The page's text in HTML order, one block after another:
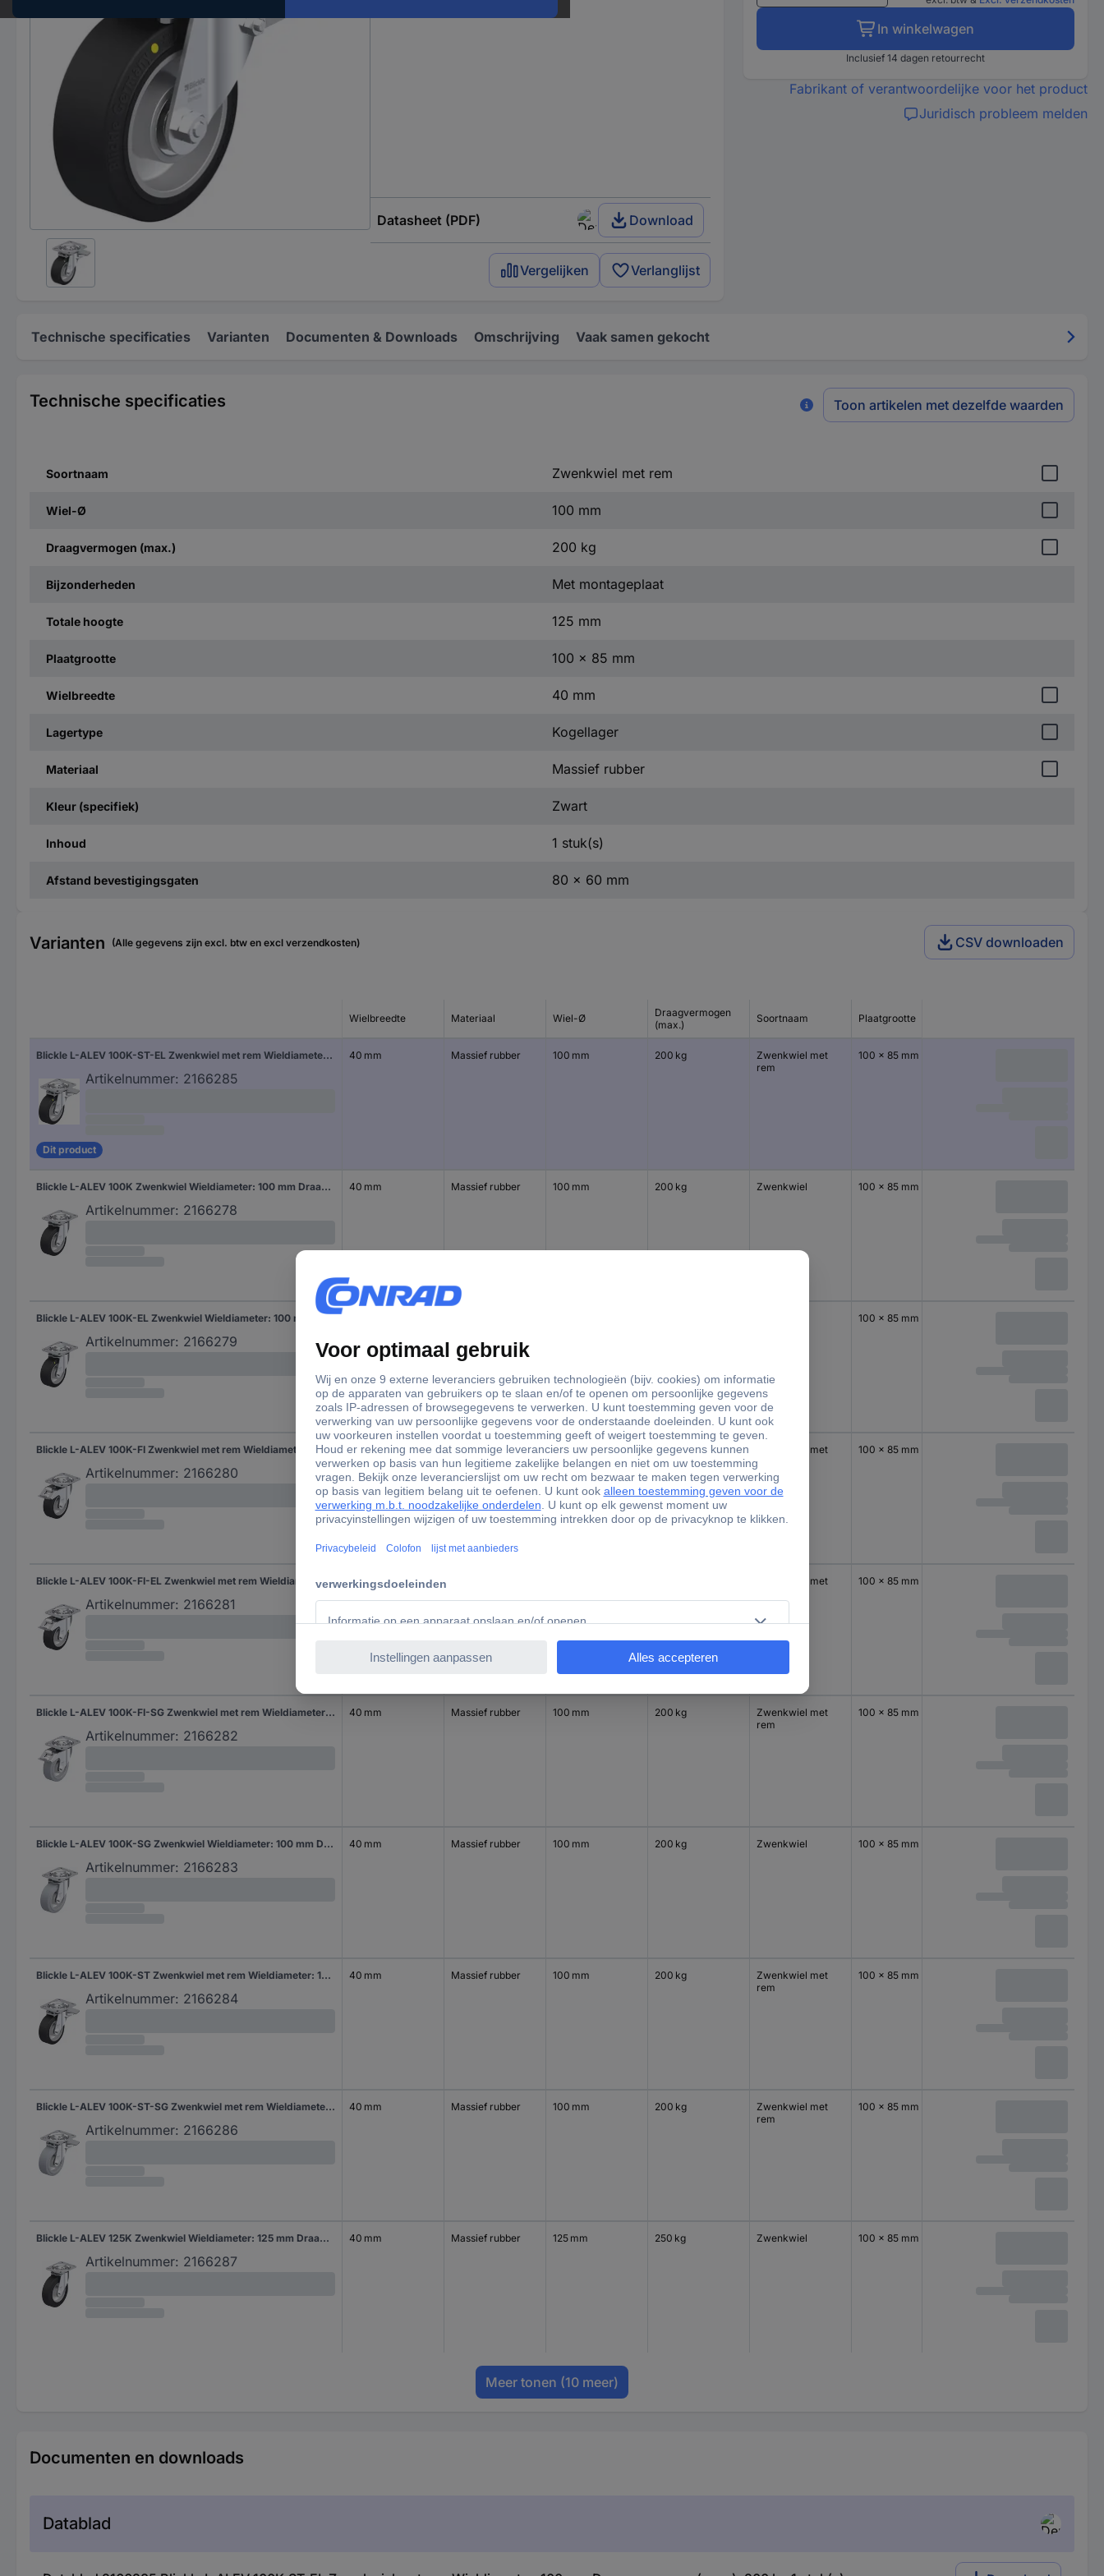
Datasheet (PDF) Download
Vergelijken Verlanglijst
In winkelwagen
Inclusief 14 dagen retourrecht
Fabrikant of verantwoordelijke voor het product
Juridisch probleem melden
Technische specificaties Varianten Documenten & Downloads Omschrijving Vaak samen gekocht
Technische specificaties Toon artikelen met dezelfde waarden
Soortnaam Zwenkwiel met rem
Wiel-Ø 100 mm
Draagvermogen (max.) 200 kg
Bijzonderheden Met montageplaat
Totale hoogte 125 mm
Plaatgrootte 100 x 85 mm
Wielbreedte 40 mm
Lagertype Kogellager
Materiaal Massief rubber
Kleur (specifiek) Zwart
Inhoud 1 stuk(s)
Afstand bevestigingsgaten 80 x 60 mm
Varianten (Alle gegevens zijn excl. btw en excl verzendkosten) CSV downloaden
Wielbreedte Materiaal Wiel-Ø
Draagvermogen
(max.)
Soortnaam Plaatgrootte
Blickle L-ALEV 100K-ST-EL Zwenkwiel met rem Wieldiameter: 100 mm Draagvermogen (max.): 200 kg 1 stuk(s)
Artikelnummer: 2166285
Dit product
40 mm Massief rubber 100 mm 200 kg
Zwenkwiel met
rem
100 x 85 mm
Blickle L-ALEV 100K Zwenkwiel Wieldiameter: 100 mm Draagvermogen (max.): 200 kg 1 stuk(s)
Artikelnummer: 2166278
40 mm Massief rubber 100 mm 200 kg Zwenkwiel 100 x 85 mm
Blickle L-ALEV 100K-EL Zwenkwiel Wieldiameter: 100 mm Draagvermogen (max.): 200 kg 1 stuk(s)
Artikelnummer: 2166279
100 x 85 mm
Blickle L-ALEV 100K-FI Zwenkwiel met rem Wieldiameter: 100 mm Draagvermogen (max.): 200 kg 1 stuk(s)
Artikelnummer: 2166280
40 mm Massief rubber 100 mm 200 kg
Zwenkwiel met
rem
100 x 85 mm
Blickle L-ALEV 100K-FI-EL Zwenkwiel met rem Wieldiameter: 100 mm Draagvermogen (max.): 200 kg 1 stuk(s)
Artikelnummer: 2166281
40 mm
Zwenkwiel met
100 x 85 mm
Blickle L-ALEV 100K-FI-SG Zwenkwiel met rem Wieldiameter: 100 mm Draagvermogen (max.): 200 kg 1 stuk(s)
Artikelnummer: 2166282
40 mm Massief rubber 100 mm 200 kg
Zwenkwiel met
rem
100 x 85 mm
Blickle L-ALEV 100K-SG Zwenkwiel Wieldiameter: 100 mm Draagvermogen (max.): 200 kg 1 stuk(s)
Artikelnummer: 2166283
40 mm Massief rubber 100 mm 200 kg Zwenkwiel 100 x 85 mm
Blickle L-ALEV 100K-ST Zwenkwiel met rem Wieldiameter: 100 mm Draagvermogen (max.): 200 kg 1 stuk(s)
Artikelnummer: 2166284
40 mm Massief rubber 100 mm 200 kg
Zwenkwiel met
rem
100 x 85 mm
Blickle L-ALEV 100K-ST-SG Zwenkwiel met rem Wieldiameter: 100 mm Draagvermogen (max.): 200 kg 1 stuk(s)
Artikelnummer: 2166286
40 mm Massief rubber 100 mm 200 kg
Zwenkwiel met
rem
100 x 85 mm
Blickle L-ALEV 125K Zwenkwiel Wieldiameter: 125 mm Draagvermogen (max.): 250 kg 1 stuk(s)
Artikelnummer: 2166287
40 mm Massief rubber 125 mm 250 kg Zwenkwiel 100 x 85 mm
Meer tonen (10 meer)
Documenten en downloads
Datablad